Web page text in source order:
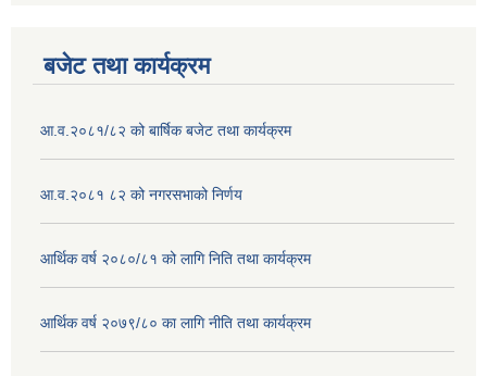
बजेट तथा कार्यक्रम
आ.व.२०८१/८२ को बार्षिक बजेट तथा कार्यक्रम
आ.व.२०८१ ८२ को नगरसभाको निर्णय
आर्थिक वर्ष २०८०/८१ को लागि निति तथा कार्यक्रम
आर्थिक वर्ष २०७९/८० का लागि नीति तथा कार्यक्रम